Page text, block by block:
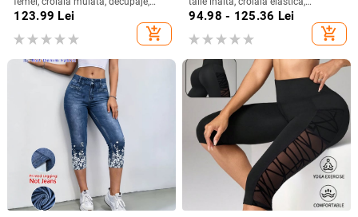
casual și petrecere
123.99 Lei
add_shopping_cart
călduroși, toamnă–iarna
94.98 - 125.36 Lei
add_shopping_cart